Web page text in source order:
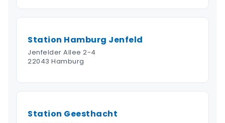
Station Hamburg Jenfeld
Jenfelder Allee 2-4
22043 Hamburg
Station Geesthacht